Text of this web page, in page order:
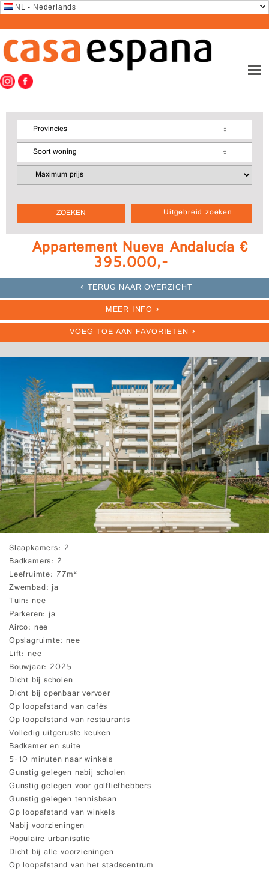
NL - Nederlands
Uitgebreid zoeken
Provincies
Soort woning
Appartement Nueva Andalucía €
395.000,-
TERUG NAAR OVERZICHT
MEER INFO
VOEG TOE AAN FAVORIETEN
Slaapkamers 2
Badkamers 2
Leefruimte 77m²
Zwembad ja
Tuin nee
Parkeren ja
Airco nee
Opslagruimte nee
Lift nee
Bouwjaar 2025
Dicht bij scholen
Dicht bij openbaar vervoer
Op loopafstand van cafés
Op loopafstand van restaurants
Volledig uitgeruste keuken
Badkamer en suite
5-10 minuten naar winkels
Gunstig gelegen nabij scholen
Gunstig gelegen voor golfliefhebbers
Gunstig gelegen tennisbaan
Op loopafstand van winkels
Nabij voorzieningen
Populaire urbanisatie
Dicht bij alle voorzieningen
Op loopafstand van het stadscentrum